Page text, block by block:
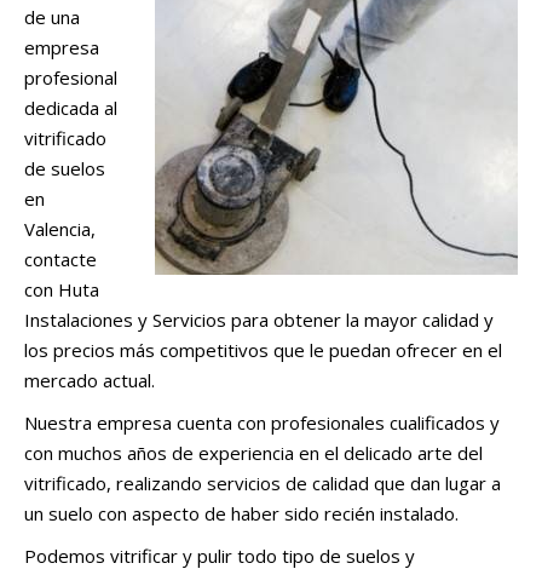
de una
empresa
profesional
dedicada al
vitrificado
de suelos
en
Valencia,
contacte
con Huta
Instalaciones y Servicios para obtener la mayor calidad y
los precios más competitivos que le puedan ofrecer en el
mercado actual.
Nuestra empresa cuenta con profesionales cualificados y
con muchos años de experiencia en el delicado arte del
vitrificado, realizando servicios de calidad que dan lugar a
un suelo con aspecto de haber sido recién instalado.
Podemos vitrificar y pulir todo tipo de suelos y